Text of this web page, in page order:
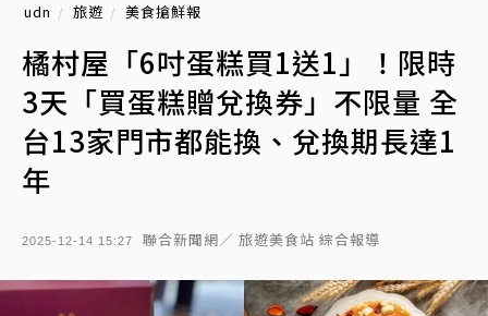
udn 旅遊 美食搶鮮報
橘村屋「6吋蛋糕買1送1」！限時
3天「買蛋糕贈兌換券」不限量 全
台13家門市都能換、兌換期長達1
年
2025-12-14 15:27 聯合新聞網／ 旅遊美食站 綜合報導